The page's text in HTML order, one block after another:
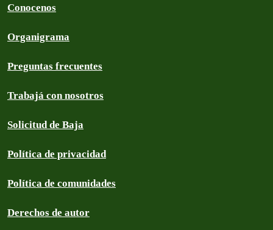
Conocenos
Organigrama
Preguntas frecuentes
Trabajá con nosotros
Solicitud de Baja
Política de privacidad
Política de comunidades
Derechos de autor